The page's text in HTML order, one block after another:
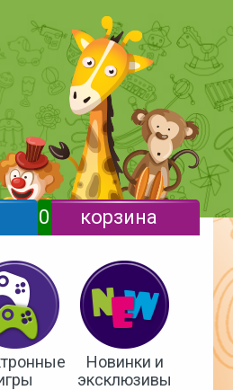
0 корзина
Новинки и
эксклюзивы